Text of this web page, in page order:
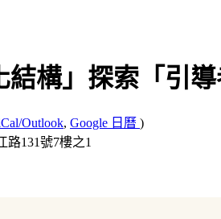
構」探索「引導
Outlook, Google 日曆 )
路131號7樓之1